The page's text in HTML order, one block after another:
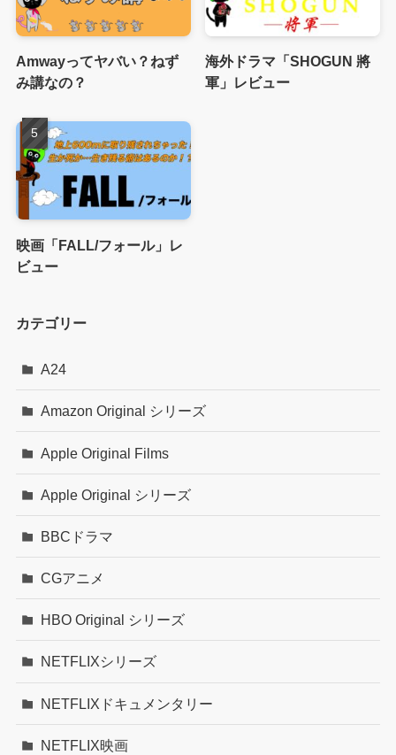
Amwayってヤバい？ねず
み講なの？
海外ドラマ「SHOGUN 將
軍」レビュー
映画「FALL/フォール」レ
ビュー
カテゴリー
A24
Amazon Original シリーズ
Apple Original Films
Apple Original シリーズ
BBCドラマ
CGアニメ
HBO Original シリーズ
NETFLIXシリーズ
NETFLIXドキュメンタリー
NETFLIX映画